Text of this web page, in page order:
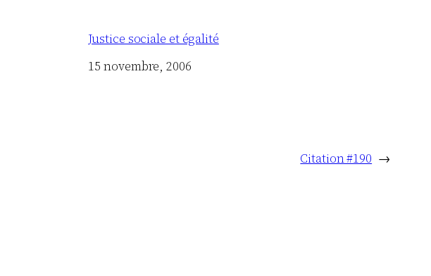
Justice sociale et égalité
Date
15 novembre, 2006
Citation #190 →